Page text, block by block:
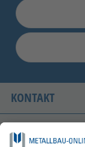
KONTAKT
UNSERE